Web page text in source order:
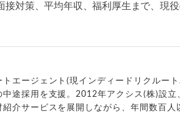
対策、平均年収、福利厚生まで、現
トエージェント(現インディードリクルー
中途採用を支援。2012年アクシス(株)設立
紹介サービスを展開しながら、年間数百